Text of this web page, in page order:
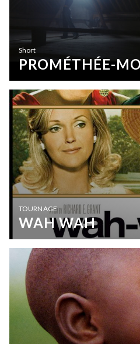
Short
PROMÉTHÉE-
TOURNAGE
WAH WAH